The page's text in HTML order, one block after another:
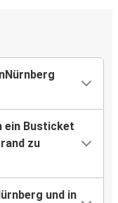
ein Busticket
zu
und in